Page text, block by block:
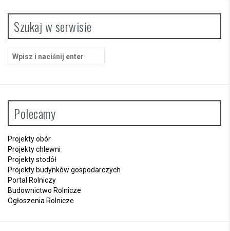
y
Szukaj w serwisie
j
Polecamy
Projekty obór
Projekty chlewni
Projekty stodół
Projekty budynków gospodarczych
Portal Rolniczy
Budownictwo Rolnicze
Ogłoszenia Rolnicze